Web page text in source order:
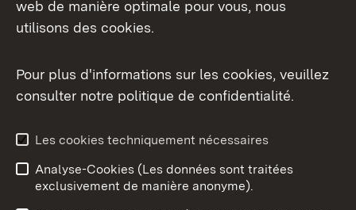
Aperçu des thèmes
web de manière optimale pour vous, nous
utilisons des cookies.
Pour plus d'informations sur les cookies, veuillez
consulter notre politique de confidentialité.
Les cookies techniquement nécessaires
Analyse-Cookies (Les données sont traitées
exclusivement de manière anonyme).